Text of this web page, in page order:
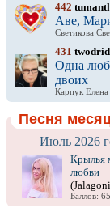
442
Аве,
Светикова
431
Одна
двоих
Карпук Елена
Песня
Июль 2026
Крылья
любви
Баллов: